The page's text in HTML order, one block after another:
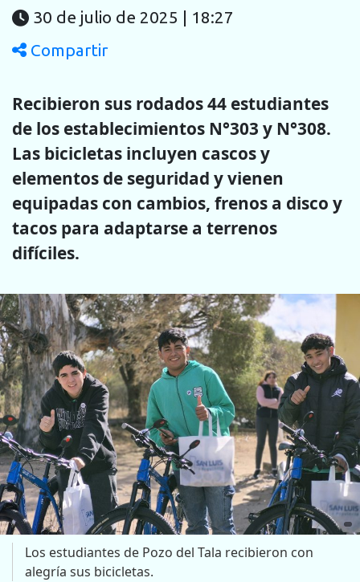
30 de julio de 2025 | 18:27
Compartir
Recibieron sus rodados 44 estudiantes
de los establecimientos N°303 y N°308.
Las bicicletas incluyen cascos y
elementos de seguridad y vienen
equipadas con cambios, frenos a disco y
tacos para adaptarse a terrenos
difíciles.
Los estudiantes de Pozo del Tala recibieron con
alegría sus bicicletas.